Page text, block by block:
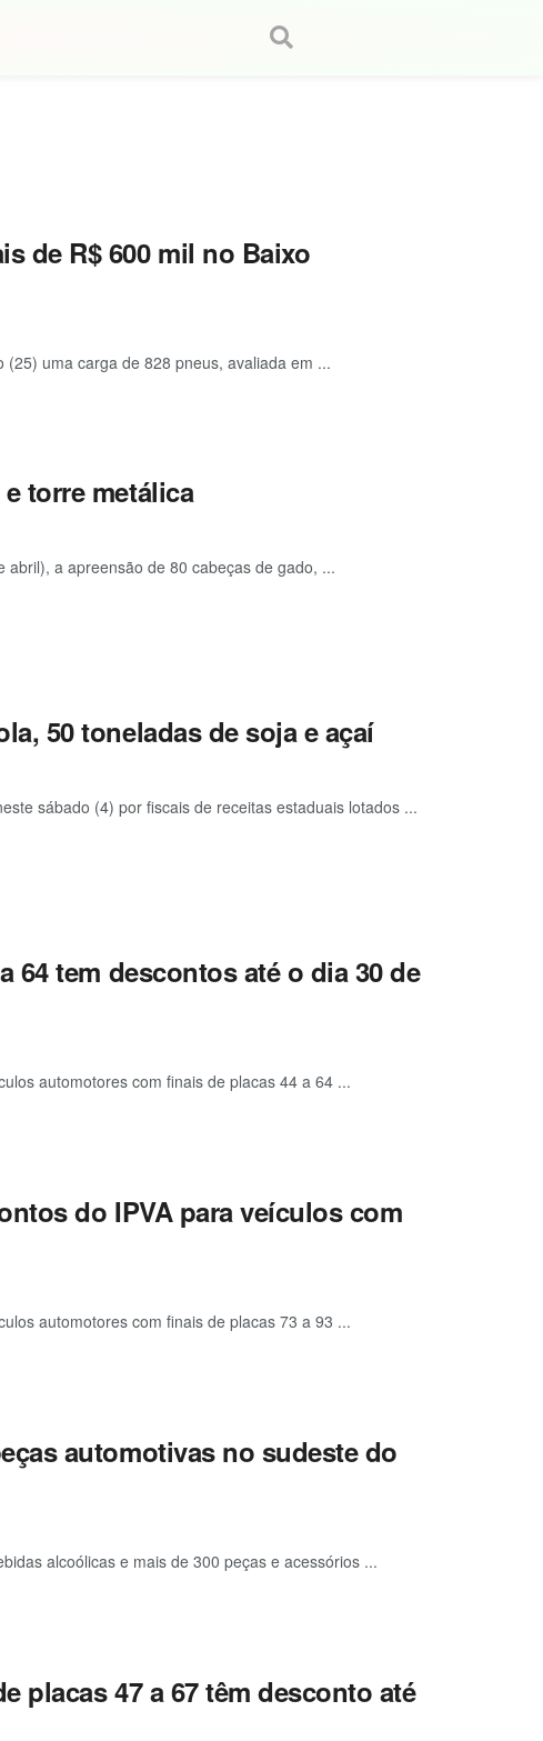
de R$ 600 mil no Baixo
uma carga de 828 pneus, avaliada em ...
torre metálica
a apreensão de 80 cabeças de gado, ...
50 toneladas de soja e açaí
sábado (4) por fiscais de receitas estaduais lotados ...
64 tem descontos até o dia 30 de
automotores com finais de placas 44 a 64 ...
do IPVA para veículos com
automotores com finais de placas 73 a 93 ...
automotivas no sudeste do
alcoólicas e mais de 300 peças e acessórios ...
placas 47 a 67 têm desconto até